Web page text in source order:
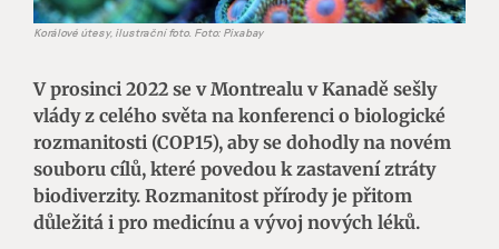
Korálové útesy, ilustrační foto. Foto: Pixabay
V prosinci 2022 se v Montrealu v Kanadě sešly
vlády z celého světa na konferenci o biologické
rozmanitosti (COP15), aby se dohodly na novém
souboru cílů, které povedou k zastavení ztráty
biodiverzity. Rozmanitost přírody je přitom
důležitá i pro medicínu a vývoj nových léků.